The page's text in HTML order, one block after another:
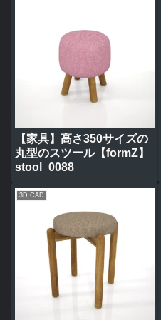
【家具】高さ350サイズの
丸型のスツール【formZ】
stool_0088
3D CAD